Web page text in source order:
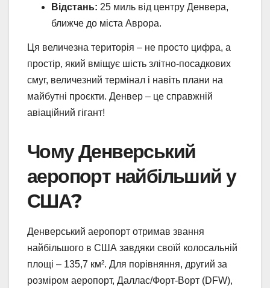
Відстань: 25 миль від центру Денвера,
ближче до міста Аврора.
Ця величезна територія – не просто цифра, а
простір, який вміщує шість злітно-посадкових
смуг, величезний термінал і навіть плани на
майбутні проєкти. Денвер – це справжній
авіаційний гігант!
Чому Денверський
аеропорт найбільший у
США?
Денверський аеропорт отримав звання
найбільшого в США завдяки своїй колосальній
площі – 135,7 км². Для порівняння, другий за
розміром аеропорт, Даллас/Форт-Ворт (DFW),